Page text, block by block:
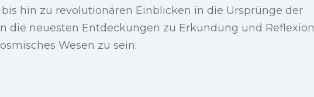
hin zu revolutionären Einblicken in die Ursprünge der
die neuesten Entdeckungen zu Erkundung und Reflexion
Wesen zu sein.